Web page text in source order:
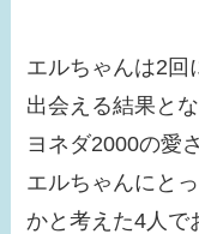
エルちゃんは2回
出会える結果と
ヨネダ2000の愛
エルちゃんにと
かと考えた4人で